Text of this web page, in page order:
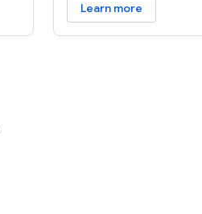
Learn more